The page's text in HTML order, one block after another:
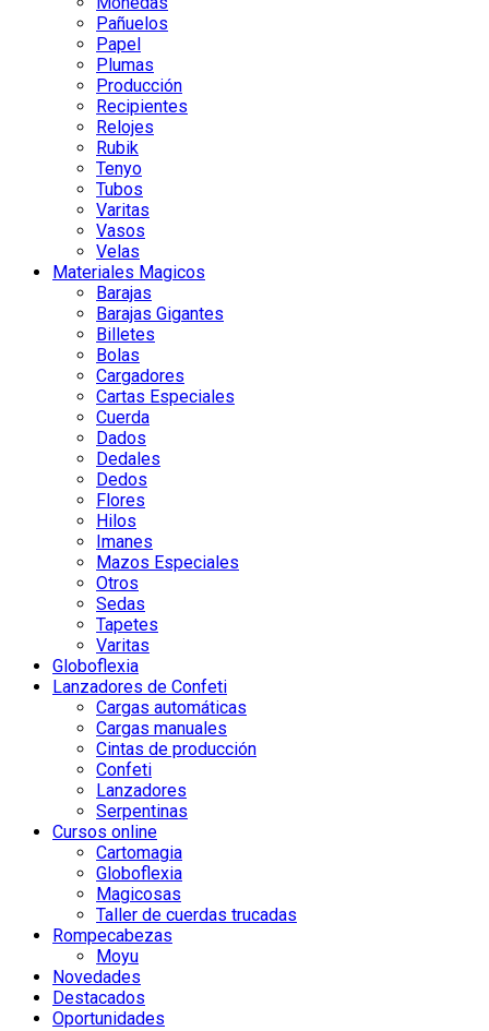
Pañuelos
Papel
Plumas
Producción
Recipientes
Relojes
Rubik
Tenyo
Tubos
Varitas
Vasos
Velas
Materiales Magicos
Barajas
Barajas Gigantes
Billetes
Bolas
Cargadores
Cartas Especiales
Cuerda
Dados
Dedales
Dedos
Flores
Hilos
Imanes
Mazos Especiales
Otros
Sedas
Tapetes
Varitas
Globoflexia
Lanzadores de Confeti
Cargas automáticas
Cargas manuales
Cintas de producción
Confeti
Lanzadores
Serpentinas
Cursos online
Cartomagia
Globoflexia
Magicosas
Taller de cuerdas trucadas
Rompecabezas
Moyu
Novedades
Destacados
Oportunidades